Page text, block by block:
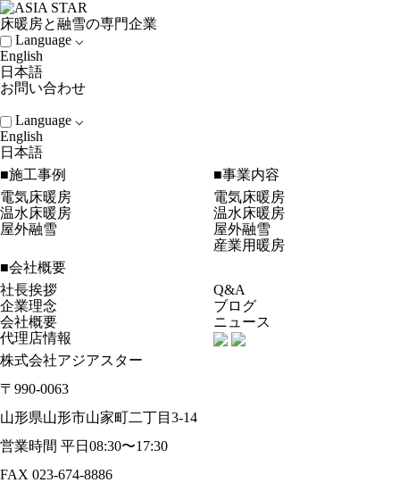
床暖房と融雪の専門企業
Language ⌵
English
日本語
お問い合わせ
Language ⌵
English
日本語
■施工事例
電気床暖房
温水床暖房
屋外融雪
■事業内容
電気床暖房
温水床暖房
屋外融雪
産業用暖房
■会社概要
社長挨拶
企業理念
会社概要
代理店情報
Q&A
ブログ
ニュース
株式会社アジアスター
〒990-0063
山形県山形市山家町二丁目3-14
営業時間 平日08:30〜17:30
FAX 023-674-8886